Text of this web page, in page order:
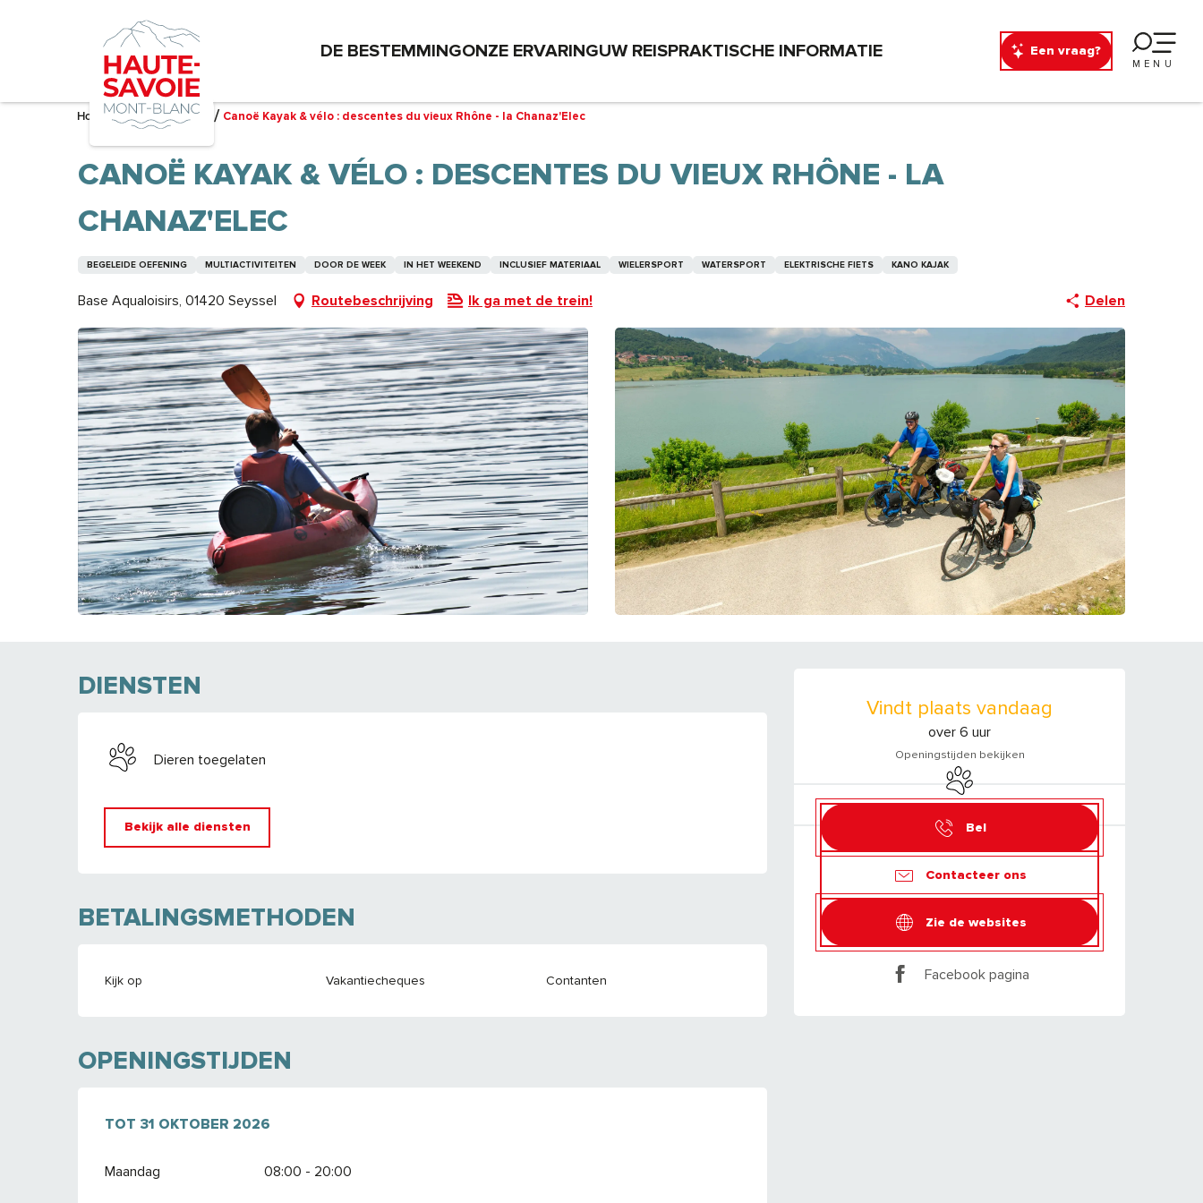
Een vraag?
MENU
DE BESTEMMINGONZE ERVARINGUW REISPRAKTISCHE INFORMATIE
Home – Ik bereid me voor Canoë Kayak & vélo : descentes du vieux Rhône - la Chanaz'Elec
CANOË KAYAK & VÉLO : DESCENTES DU VIEUX RHÔNE - LA
CHANAZ'ELEC
BEGELEIDE OEFENING MULTIACTIVITEITEN DOOR DE WEEK IN HET WEEKEND INCLUSIEF MATERIAAL WIELERSPORT WATERSPORT ELEKTRISCHE FIETS KANO KAJAK
Base Aqualoisirs, 01420 Seyssel Routebeschrijving Ik ga met de trein! Delen
OPENINGSTIJDEN
Vindt plaats vandaag
over 6 uur
Openingstijden bekijken
Dieren toegelaten
Bel
Contacteer ons
Zie de websites
Facebook pagina
DIENSTEN
Dieren toegelaten
Bekijk alle diensten
BETALINGSMETHODEN
Kijk op Vakantiecheques Contanten
OPENINGSTIJDEN
VANAF1 JANUARI 2026
TOT 31 OKTOBER 2026
Maandag 08:00 - 20:00